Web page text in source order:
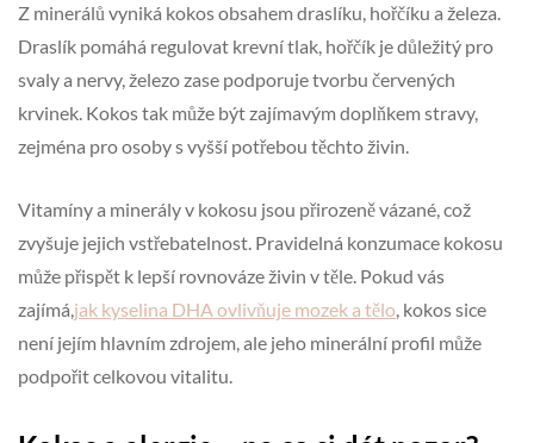
Z minerálů vyniká kokos obsahem draslíku, hořčíku a železa.
Draslík pomáhá regulovat krevní tlak, hořčík je důležitý pro
svaly a nervy, železo zase podporuje tvorbu červených
krvinek. Kokos tak může být zajímavým doplňkem stravy,
zejména pro osoby s vyšší potřebou těchto živin.
Vitamíny a minerály v kokosu jsou přirozeně vázané, což
zvyšuje jejich vstřebatelnost. Pravidelná konzumace kokosu
může přispět k lepší rovnováze živin v těle. Pokud vás
zajímá,jak kyselina DHA ovlivňuje mozek a tělo, kokos sice
není jejím hlavním zdrojem, ale jeho minerální profil může
podpořit celkovou vitalitu.